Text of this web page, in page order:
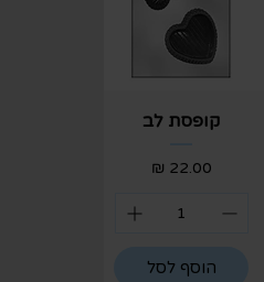
קופסת לב
מחיר
הוסף לסל